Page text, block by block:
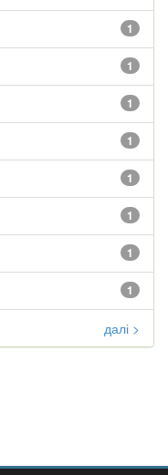
1
1
1
1
1
1
1
1
далі >